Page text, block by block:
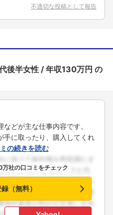
不適切な投稿として報告
後半女性 年収130万円 の
どが主な仕事内容です。
手に取ったり、購入してくれ
の続きを読む
社の口コミをチェック
（無料）